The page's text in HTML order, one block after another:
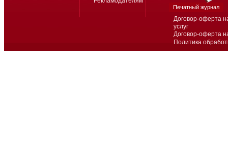
Договор-оферта
услуг
Договор-оферта
Политика
Печатный журнал